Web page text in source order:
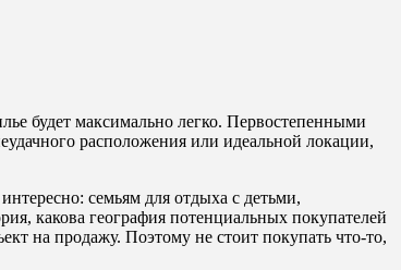
будет максимально легко. Первостепенными
расположения или идеальной локации,
семьям для отдыха с детьми,
какова география потенциальных покупателей
на продажу. Поэтому не стоит покупать что-то,